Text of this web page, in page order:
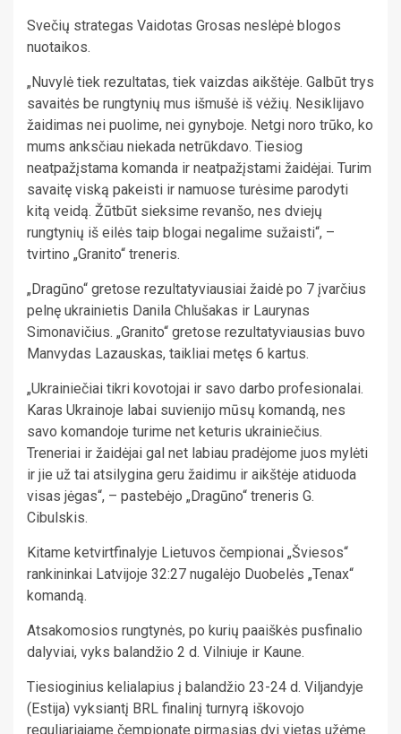
Svečių strategas Vaidotas Grosas neslėpė blogos
nuotaikos.
„Nuvylė tiek rezultatas, tiek vaizdas aikštėje. Galbūt trys
savaitės be rungtynių mus išmušė iš vėžių. Nesiklijavo
žaidimas nei puolime, nei gynyboje. Netgi noro trūko, ko
mums anksčiau niekada netrūkdavo. Tiesiog
neatpažįstama komanda ir neatpažįstami žaidėjai. Turim
savaitę viską pakeisti ir namuose turėsime parodyti
kitą veidą. Žūtbūt sieksime revanšo, nes dviejų
rungtynių iš eilės taip blogai negalime sužaisti“, –
tvirtino „Granito“ treneris.
„Dragūno“ gretose rezultatyviausiai žaidė po 7 įvarčius
pelnę ukrainietis Danila Chlušakas ir Laurynas
Simonavičius. „Granito“ gretose rezultatyviausias buvo
Manvydas Lazauskas, taikliai metęs 6 kartus.
„Ukrainiečiai tikri kovotojai ir savo darbo profesionalai.
Karas Ukrainoje labai suvienijo mūsų komandą, nes
savo komandoje turime net keturis ukrainiečius.
Treneriai ir žaidėjai gal net labiau pradėjome juos mylėti
ir jie už tai atsilygina geru žaidimu ir aikštėje atiduoda
visas jėgas“, – pastebėjo „Dragūno“ treneris G.
Cibulskis.
Kitame ketvirtfinalyje Lietuvos čempionai „Šviesos“
rankininkai Latvijoje 32:27 nugalėjo Duobelės „Tenax“
komandą.
Atsakomosios rungtynės, po kurių paaiškės pusfinalio
dalyviai, vyks balandžio 2 d. Vilniuje ir Kaune.
Tiesioginius kelialapius į balandžio 23-24 d. Viljandyje
(Estija) vyksiantį BRL finalinį turnyrą iškovojo
reguliariajame čempionate pirmąsias dvi vietas užėmę